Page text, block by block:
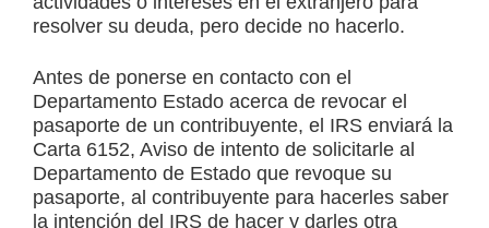
resolver su deuda, pero decide no hacerlo.
Antes de ponerse en contacto con el
Departamento Estado acerca de revocar el
pasaporte de un contribuyente, el IRS enviará la
Carta 6152, Aviso de intento de solicitarle al
Departamento de Estado que revoque su
pasaporte, al contribuyente para hacerles saber
la intención del IRS de hacer y darles otra